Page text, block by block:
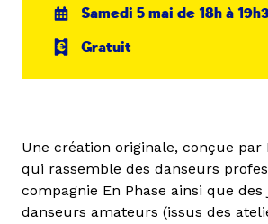
Samedi 5 mai de 18h à
Gratuit
Une création originale, conçue par
qui rassemble des danseurs
compagnie En Phase ainsi que des
danseurs amateurs (issus des